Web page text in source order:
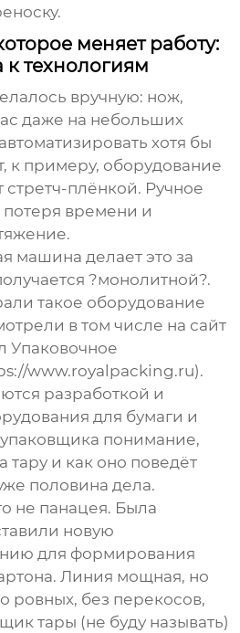
меняет работу:
к технологиям
вручную: нож,
даже на небольших
хотя бы
к примеру, оборудование
стретч-плёнкой. Ручное
времени и
машина делает это за
?монолитной?.
такое оборудование
в том числе на сайт
Упаковочное
www.royalpacking.ru).
разработкой и
для бумаги и
понимание,
тару и как оно поведёт
половина дела.
не панацея. Была
новую
для формирования
Линия мощная, но
ровных, без перекосов,
тары (не буду называть)